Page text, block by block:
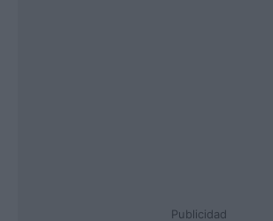
Publicidad